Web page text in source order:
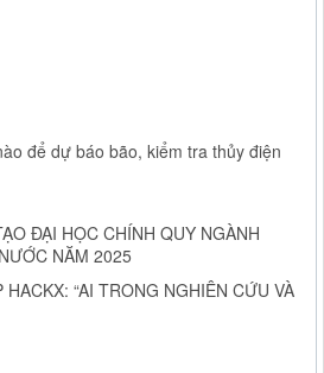
để dự báo bão, kiểm tra thủy điện
ĐẠI HỌC CHÍNH QUY NGÀNH
NĂM 2025
HACKX: “AI TRONG NGHIÊN CỨU VÀ